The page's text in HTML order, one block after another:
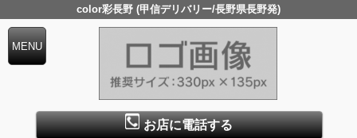
color彩長野 (甲信デリバリー/長野県長野発)
お店に電話する